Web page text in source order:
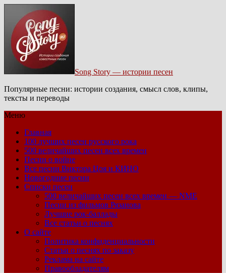
Song Story — истории песен
Популярные песни: истории создания, смысл слов, клипы,
тексты и переводы
Меню
Главная
100 лучших песен русского рока
500 величайших песен всех времен
Песни о войне
Все песни Виктора Цоя и КИНО
Новогодние песни
Списки песен
500 величайших песен всех времен — NME
Песни из фильмов Рязанова
Лучшие рок-баллады
Все статьи о песнях
О сайте
Политика конфиденциальности
Статьи о песнях по заказу
Реклама на сайте
Правообладателям